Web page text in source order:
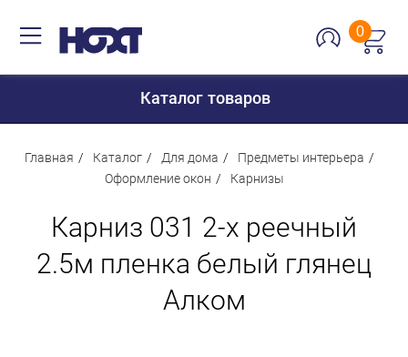
0
Каталог товаров
Для кухни
Сантехника
Главная Каталог Для дома
Предметы интерьера
Оформление окон
Карнизы
Карниз 031 2-x реечный
2.5м пленка белый глянец
Алком